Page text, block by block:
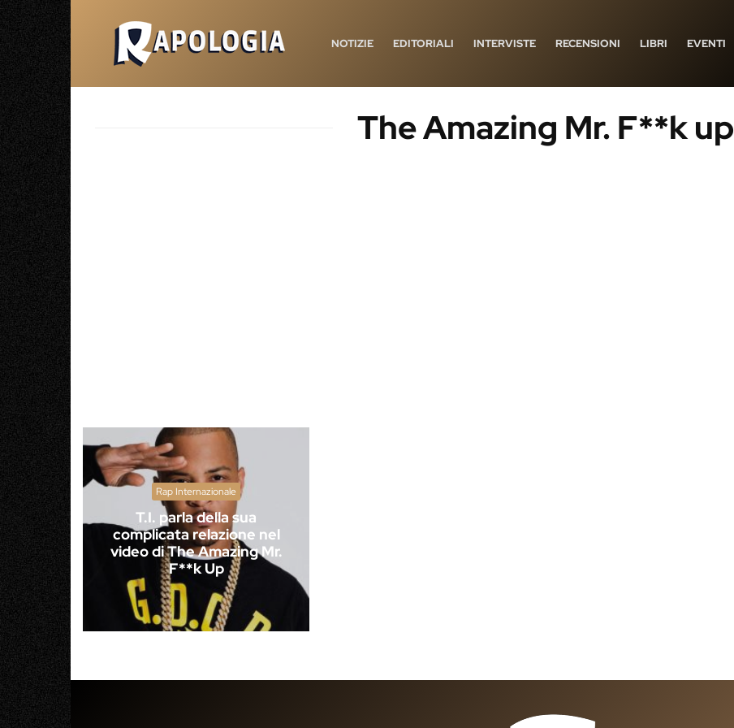
NOTIZIE EDITORIALI INTERVISTE RECENSIONI LIBRI EVENTI
The Amazing Mr. F**k up
Rap Internazionale
T.I. parla della sua
complicata relazione nel
video di The Amazing Mr.
F**k Up